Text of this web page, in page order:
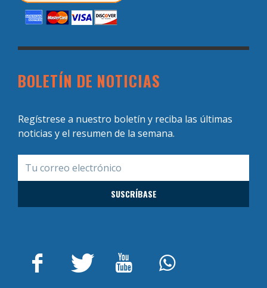
BOLETÍN DE NOTICIAS
Regístrese a nuestro boletín y reciba las últimas
noticias y el resumen de la semana.